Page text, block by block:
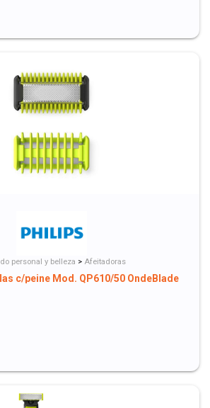
personal y belleza >Afeitadoras
c/peine Mod. QP610/50 OndeBlade